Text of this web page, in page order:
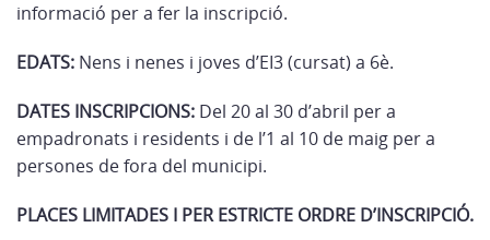
informació per a fer la inscripció.
EDATS: Nens i nenes i joves d’EI3 (cursat) a 6è.
DATES INSCRIPCIONS: Del 20 al 30 d’abril per a
empadronats i residents i de l’1 al 10 de maig per a
persones de fora del municipi.
PLACES LIMITADES I PER ESTRICTE ORDRE D’INSCRIPCIÓ.